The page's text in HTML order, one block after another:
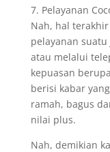
7. Pelayanan
Nah, hal
pelayanan
atau melalui
kepuasan
berisi kabar
ramah, bagus
nilai plus.
Nah, demikian